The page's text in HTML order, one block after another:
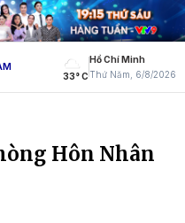
33° C
Hồ Chí Minh
Thứ Năm, 6/8/2026
Hôn Nhân